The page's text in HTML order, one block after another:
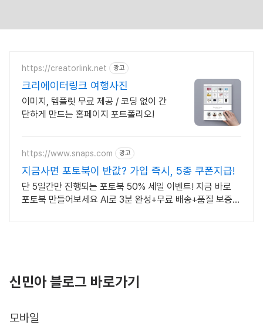
https://creatorlink.net 광고
크리에이터링크 여행사진
이미지, 템플릿 무료 제공 / 코딩 없이 간
단하게 만드는 홈페이지 포트폴리오!
https://www.snaps.com 광고
지금사면 포토북이 반값? 가입 즉시, 5종 쿠폰지급!
단 5일간만 진행되는 포토북 50% 세일 이벤트! 지금 바로
포토북 만들어보세요 AI로 3분 완성+무료 배송+품질 보증
신민아 블로그 바로가기
모바일